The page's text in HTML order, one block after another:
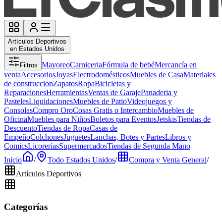
Artículos Deportivos
en Estados Unidos
Filtros MayoreoCarniceriaFórmula de bebéMercancía en
ventaAccesoriosJoyasElectrodomésticosMuebles de CasaMateriales
de construccionZapatosRopaBicicletas y
ReparacionesHerramientasVentas de GarajePanaderia y
PastelesLiquidacionesMuebles de PatioVideojuegos y
ConsolasCompro OroCosas Gratis o IntercambioMuebles de
OficinaMuebles para NiñosBoletos para EventosJetskisTiendas de
DescuentoTiendas de RopaCasas de
EmpeñoColchonesJuguetesLanchas, Botes y PartesLibros y
ComicsLicoreríasSupermercadosTiendas de Segunda Mano
Inicio
/ Todo Estados Unidos/ Compra y Venta General/
Artículos Deportivos
Categorías